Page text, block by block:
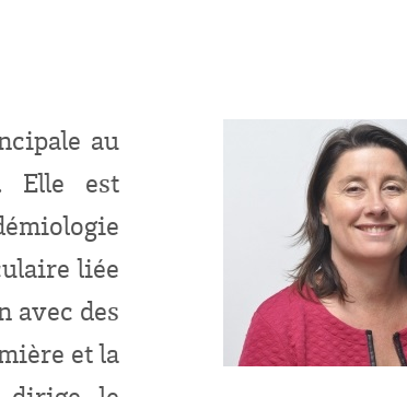
au
Elle est
liée
avec des
et la